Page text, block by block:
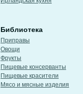
Библиотека
Приправы
Овощи
Фрукты
Пищевые консерванты
Пищевые красители
Мясо и мясные изделия